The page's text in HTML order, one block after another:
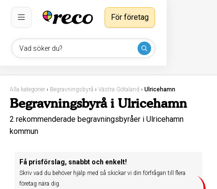
Vad söker du?
För företag
Alla kategorier › Begravningsbyrå › Västra Götaland › Ulricehamn
Begravningsbyrå i Ulricehamn
2 rekommenderade begravningsbyråer i Ulricehamn
kommun
Få prisförslag, snabbt och enkelt!
Skriv vad du behöver hjälp med så skickar vi din förfrågan till flera
företag nära dig.